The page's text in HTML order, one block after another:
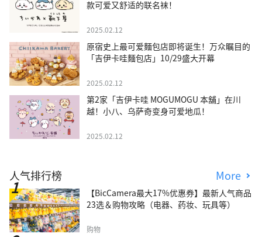
款可爱又舒适的联名袜！
2025.02.12
原宿史上最可爱麵包店即将诞生！万众瞩目的
「吉伊卡哇麵包店」10/29盛大开幕
2025.02.12
第2家「吉伊卡哇 MOGUMOGU 本舖」在川
越！小八、乌萨奇变身可爱地瓜！
2025.02.12
人气排行榜 More
【BicCamera最大17%优惠券】最新人气商品
23选＆购物攻略（电器、药妆、玩具等）
购物